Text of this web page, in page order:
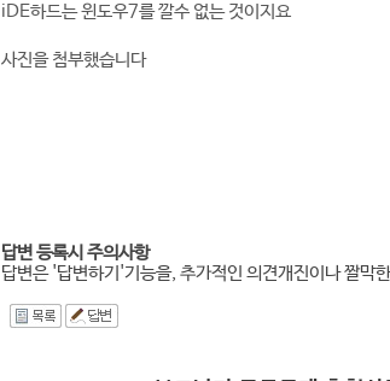
iDE하드는 윈도우7를 깔수 없는 것이지요
사진을 첨부했습니다
답변 등록시 주의사항
답변은 '답변하기'기능을, 추가적인 의견개진이나 짤막